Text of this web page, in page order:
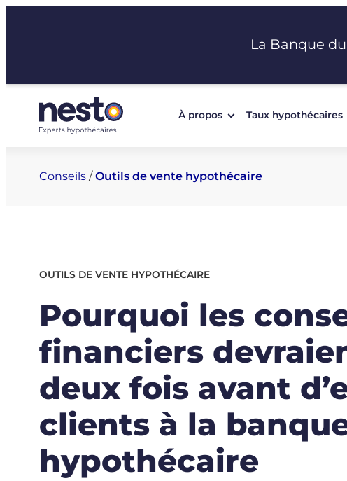
La Banque
À propos Taux hypothécaires
Conseils/Outils de vente hypothécaire
OUTILS DE VENTE HYPOTHÉCAIRE
Pourquoi les
financiers
deux fois avant
clients à la
hypothécaire